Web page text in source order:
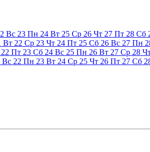
Вс 23 Пн 24 Вт 25 Ср 26 Чт 27 Пт 28 Сб
Вт 22 Ср 23 Чт 24 Пт 25 Сб 26 Вс 27 Пн
22 Пт 23 Сб 24 Вс 25 Пн 26 Вт 27 Ср 28
Вс 22 Пн 23 Вт 24 Ср 25 Чт 26 Пт 27 Сб